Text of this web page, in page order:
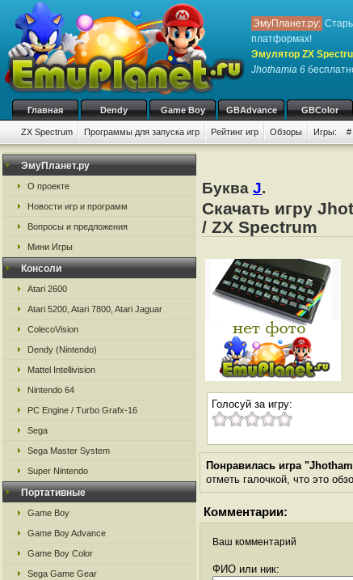
ЭмуПланет.ру:
платформах!
Эмулятор ZX
Jhothamia 6
Главная Dendy Game Boy GBAdvance GBColor
ZX Spectrum Программы для запуска игр Рейтинг игр Обзоры Игры: #
ЭмуПланет.ру
О проекте
Новости игр и программ
Вопросы и предложения
Мини Игры
Консоли
Atari 2600
Atari 5200, Atari 7800, Atari Jaguar
ColecoVision
Dendy (Nintendo)
Mattel Intellivision
Nintendo 64
PC Engine / Turbo Grafx-16
Sega
Sega Master System
Super Nintendo
Портативные
Game Boy
Game Boy Advance
Game Boy Color
Sega Game Gear
Буква J.
Скачать игру
/ ZX Spectrum
Голосуй за игру:
Понравилась игра
отметь галочкой, что это
Комментарии:
Ваш комментарий
ФИО или ник: